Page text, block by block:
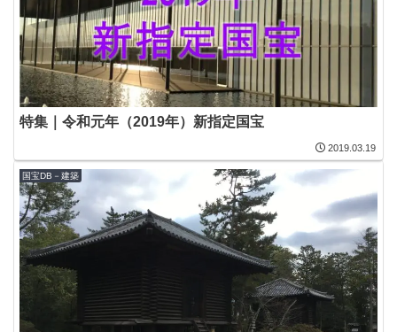
特集｜令和元年（2019年）新指定国宝
2019.03.19
国宝DB－建築